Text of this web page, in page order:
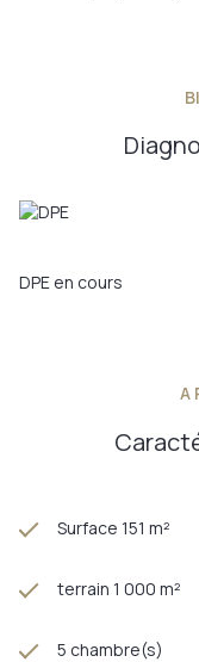
DPE en cours
A
Surface 151 m²
terrain 1 000 m²
5 chambre(s)